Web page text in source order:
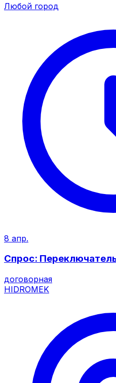
Любой город
8 апр.
Спрос:
договорная
HIDROMEK